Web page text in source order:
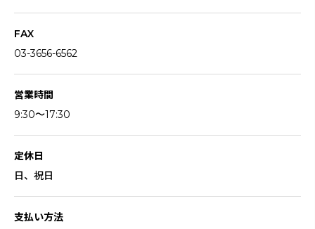
FAX
03-3656-6562
営業時間
9:30〜17:30
定休日
日、祝日
支払い方法